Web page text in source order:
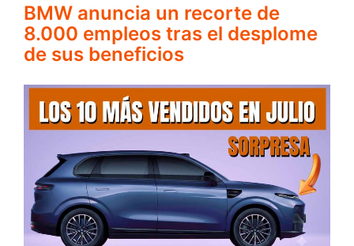
BMW anuncia un recorte de
8.000 empleos tras el desplome
de sus beneficios